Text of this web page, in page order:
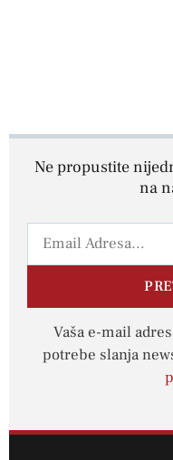
Ne propustite
na
Vaša e-mail
potrebe slanja